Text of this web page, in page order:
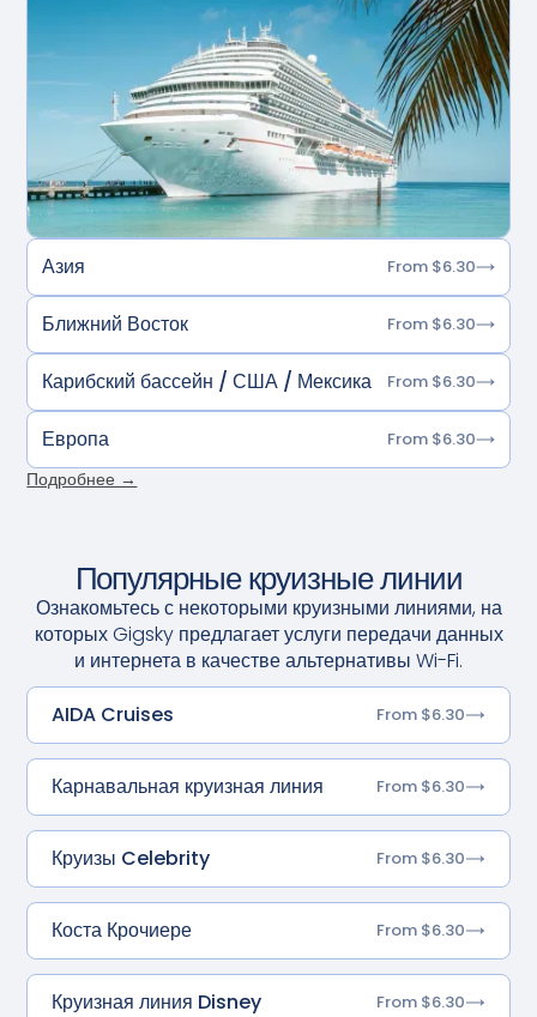
Азия From $6.30
Ближний Восток From $6.30
Карибский бассейн / США / Мексика From $6.30
Европа From $6.30
Подробнее →
Популярные круизные линии
Ознакомьтесь с некоторыми круизными линиями, на
которых Gigsky предлагает услуги передачи данных
и интернета в качестве альтернативы Wi-Fi.
AIDA Cruises
From $6.30
Карнавальная круизная линия From $6.30
Круизы Celebrity From $6.30
Коста Крочиере From $6.30
Круизная линия Disney From $6.30